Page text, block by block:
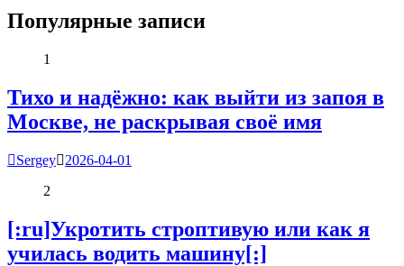
Популярные записи
1
Тихо и надёжно: как выйти из запоя в
Москве, не раскрывая своё имя
Sergey
2026-04-01
2
[:ru]Укротить строптивую или как я
училась водить машину[:]